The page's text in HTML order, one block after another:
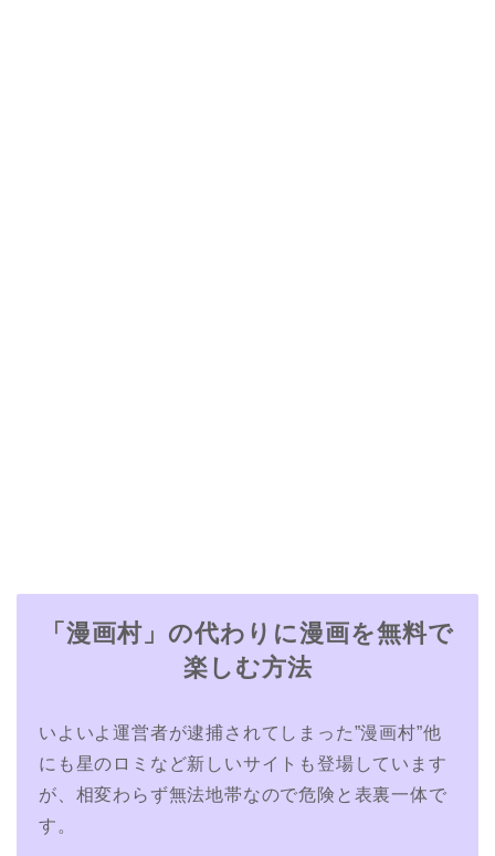
「漫画村」の代わりに漫画を無料で
楽しむ方法
いよいよ運営者が逮捕されてしまった”漫画村”他
にも星のロミなど新しいサイトも登場しています
が、相変わらず無法地帯なので危険と表裏一体で
す。